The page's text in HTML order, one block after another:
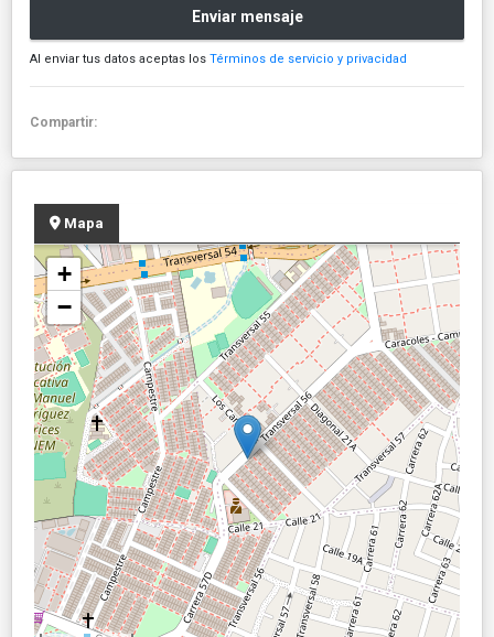
Enviar mensaje
Al enviar tus datos aceptas los Términos de servicio y privacidad
Compartir:
Mapa
+
−